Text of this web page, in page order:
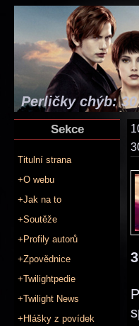
Perličky chýb: 30
Sekce
Titulní strana
+O webu
+Jak na to
+Soutěže
+Profily autorů
+Zpovědnice
+Twilightpedie
+Twilight News
+Hlášky z povídek